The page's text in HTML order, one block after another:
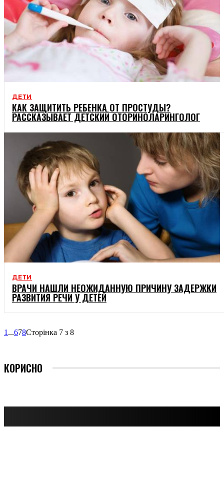
ДЕТИ
КАК ЗАЩИТИТЬ РЕБЕНКА ОТ ПРОСТУДЫ?
РАССКАЗЫВАЕТ ДЕТСКИЙ ОТОРИНОЛАРИНГОЛОГ
ДЕТИ
ВРАЧИ НАШЛИ НЕОЖИДАННУЮ ПРИЧИНУ ЗАДЕРЖКИ
РАЗВИТИЯ РЕЧИ У ДЕТЕЙ
1 ...678Сторінка 7 з 8
КОРИСНО